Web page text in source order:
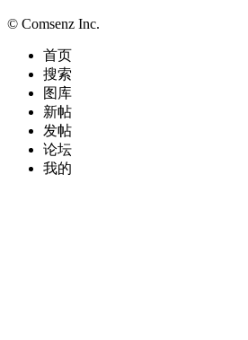
© Comsenz Inc.
首页
搜索
图库
新帖
发帖
论坛
我的